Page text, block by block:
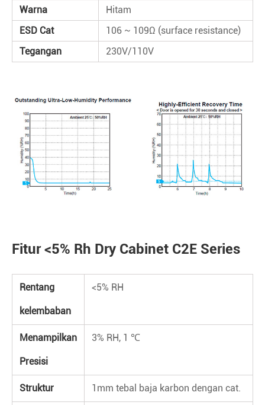
Warna
Hitam
ESD Cat
106 ~ 109Ω (surface resistance)
Tegangan
230V/110V
Fitur <5% Rh Dry Cabinet C2E Series
Rentang
kelembaban
<5% RH
Menampilkan
Presisi
3% RH, 1 ℃
Struktur 1mm tebal baja karbon dengan cat.